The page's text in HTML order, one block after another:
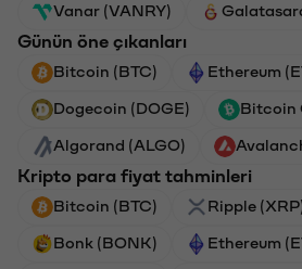
Vanar (VANRY)
Günün öne çıkanları
Bitcoin (BTC) Ethereum
Dogecoin (DOGE) Bitcoin
Algorand (ALGO)
Kripto para fiyat tahminleri
Bitcoin (BTC) Ripple
Bonk (BONK) Ethereum